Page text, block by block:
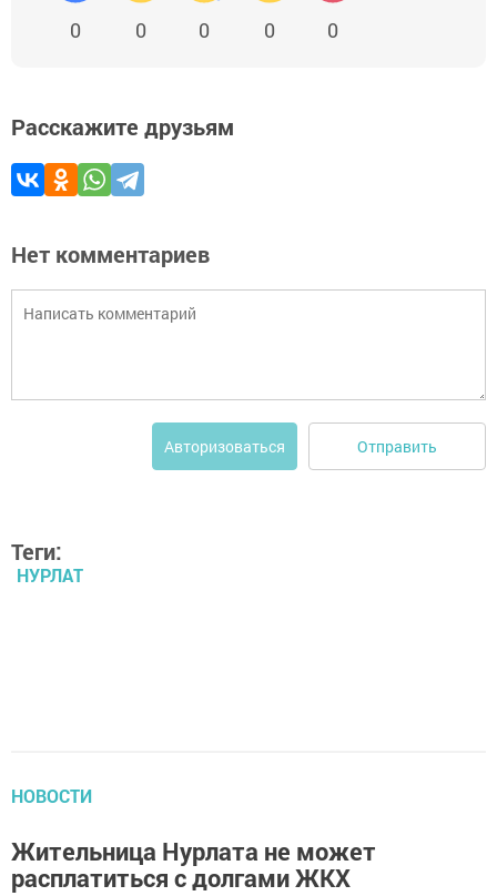
0 0 0 0 0
Расскажите друзьям
Нет комментариев
Авторизоваться Отправить
Теги:
НУРЛАТ
НОВОСТИ
Жительница Нурлата не может
расплатиться с долгами ЖКХ